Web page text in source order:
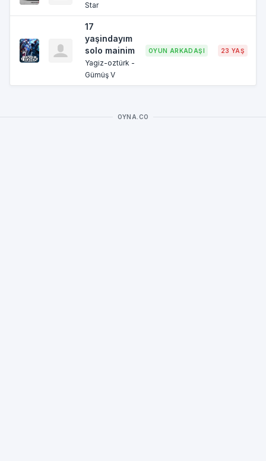
Star
17
yaşindayım
solo mainim
Yagiz-oztürk -
Gümüş V
OYUN ARKADAŞI 23 YAŞ
OYNA.CO